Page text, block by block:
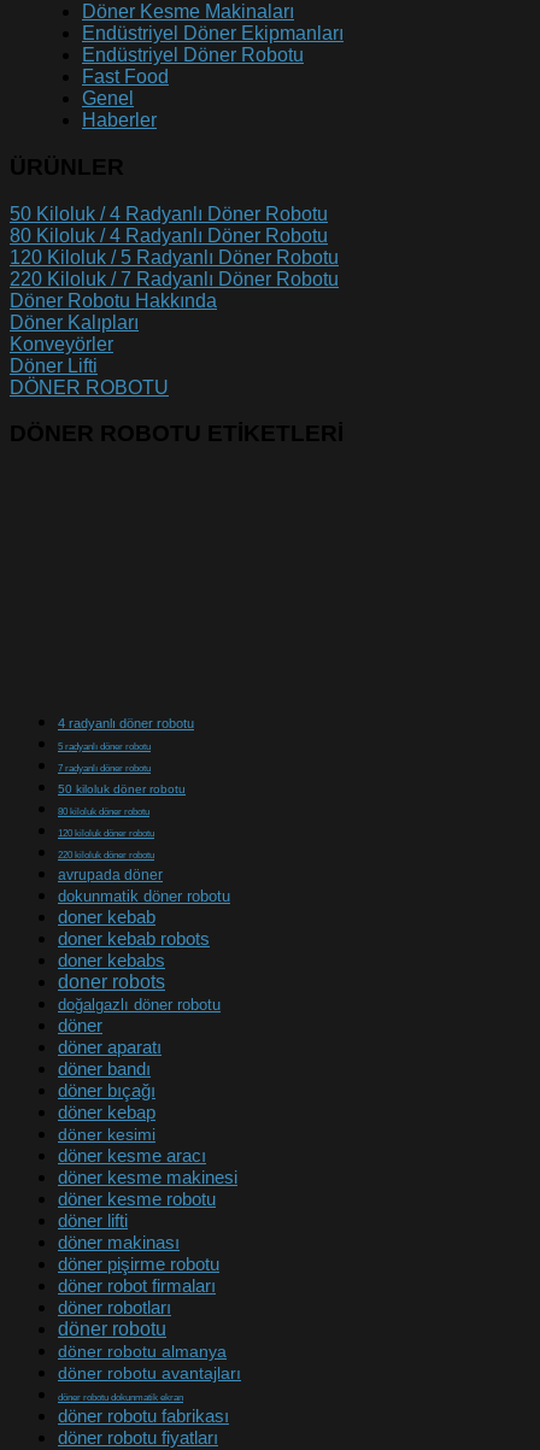
Döner Kesme Makinaları
Endüstriyel Döner Ekipmanları
Endüstriyel Döner Robotu
Fast Food
Genel
Haberler
ÜRÜNLER
50 Kiloluk / 4 Radyanlı Döner Robotu
80 Kiloluk / 4 Radyanlı Döner Robotu
120 Kiloluk / 5 Radyanlı Döner Robotu
220 Kiloluk / 7 Radyanlı Döner Robotu
Döner Robotu Hakkında
Döner Kalıpları
Konveyörler
Döner Lifti
DÖNER ROBOTU
DÖNER ROBOTU ETİKETLERİ
4 radyanlı döner robotu
5 radyanlı döner robotu
7 radyanlı döner robotu
50 kiloluk döner robotu
80 kiloluk döner robotu
120 kiloluk döner robotu
220 kiloluk döner robotu
avrupada döner
dokunmatik döner robotu
doner kebab
doner kebab robots
doner kebabs
doner robots
doğalgazlı döner robotu
döner
döner aparatı
döner bandı
döner bıçağı
döner kebap
döner kesimi
döner kesme aracı
döner kesme makinesi
döner kesme robotu
döner lifti
döner makinası
döner pişirme robotu
döner robot firmaları
döner robotları
döner robotu
döner robotu almanya
döner robotu avantajları
döner robotu dokunmatik ekran
döner robotu fabrikası
döner robotu fiyatları